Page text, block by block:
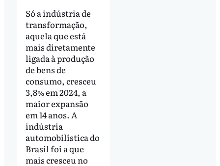
Só a indústria de
transformação,
aquela que está
mais diretamente
ligada à produção
de bens de
consumo, cresceu
3,8% em 2024, a
maior expansão
em 14 anos. A
indústria
automobilística do
Brasil foi a que
mais cresceu no